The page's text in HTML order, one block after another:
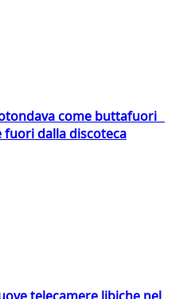
come buttafuori
dalla discoteca